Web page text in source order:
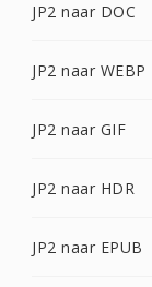
JP2 naar DOC
JP2 naar WEBP
JP2 naar GIF
JP2 naar HDR
JP2 naar EPUB